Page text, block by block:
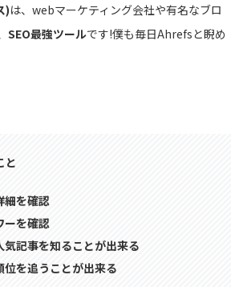
)は、webマーケティング会社や有名なブロ
SEO最強ツールです!僕も毎日Ahrefsと睨め
と
細を確認
ーを確認
気記事を知ることが出来る
位を追うことが出来る